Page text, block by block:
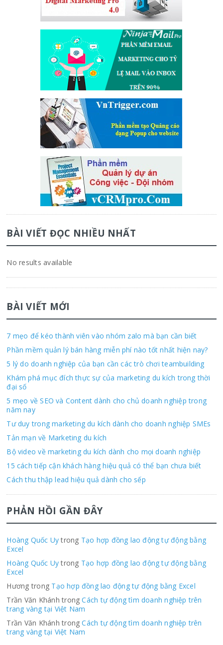
BÀI VIẾT ĐỌC NHIỀU NHẤT
No results available
BÀI VIẾT MỚI
7 mẹo để kéo thành viên vào nhóm zalo mà bạn cần biết
Phần mềm quản lý bán hàng miễn phí nào tốt nhất hiện nay?
5 lý do doanh nghiệp của bạn cần các trò chơi teambuilding
Khám phá mục đích thực sự của marketing du kích trong thời
đại số
5 mẹo về SEO và Content dành cho chủ doanh nghiệp trong
năm nay
Tư duy trong marketing du kích dành cho doanh nghiệp SMEs
Tản mạn về Marketing du kích
Bộ video về marketing du kích dành cho mọi doanh nghiệp
15 cách tiếp cận khách hàng hiệu quả có thể bạn chưa biết
Cách thu thập lead hiệu quả dành cho sếp
PHẢN HỒI GẦN ĐÂY
Hoàng Quốc Uytrong Tạo hợp đồng lao động tự động bằng
Excel
Hoàng Quốc Uytrong Tạo hợp đồng lao động tự động bằng
Excel
Hương trong Tạo hợp đồng lao động tự động bằng Excel
Trần Văn Khánh trongCách tự động tìm doanh nghiệp trên
trang vàng tại Việt Nam
Trần Văn Khánh trongCách tự động tìm doanh nghiệp trên
trang vàng tại Việt Nam